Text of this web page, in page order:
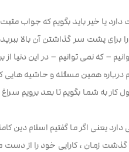
دارد یا خیر باید بگویم که جواب
را برای پشت سر گذاشتن آن بالا
که نمی توانیم – در این دنیا از
درباره همین مسئله و حاشیه
به شما بگویم تا بعد برویم
یعنی اگر ما گفتیم اسلام دین
گذشت زمان ، کارایی خود را از